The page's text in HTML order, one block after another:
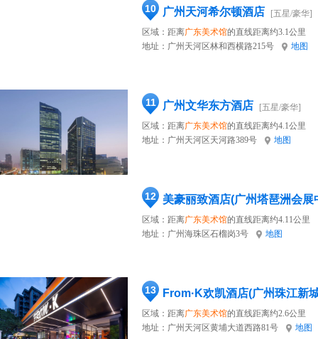
10 广州天河希尔顿酒店
[五星/豪华]
区域：距离广东美术馆的直线距离约3.1公里
地址： 广州天河区林和西横路215号 地图
11 广州文华东方酒店
[五星/豪华]
区域：距离广东美术馆的直线距离约4.1公里
地址： 广州天河区天河路389号 地图
12 美豪丽致酒店(广州塔琶洲会展
区域：距离广东美术馆的直线距离约4.11公里
地址： 广州海珠区石榴岗3号 地图
13 From·K欢凯酒店(广州珠江新
区域：距离广东美术馆的直线距离约2.6公里
地址： 广州天河区黄埔大道西路81号 地图